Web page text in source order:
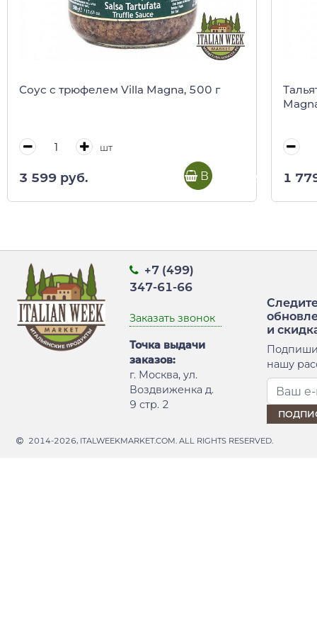
Соус с трюфелем Villa Magna, 500 г
шт
3 599 руб. В корзину 1
+7 (499)
347-61-66
Заказать звонок
Точка выдачи
заказов:
г. Москва, ул.
Воздвиженка д.
9 стр. 2
и
нашу
2014-2026, ITALWEEKMARKET.COM. ALL RIGHTS RESERVED.